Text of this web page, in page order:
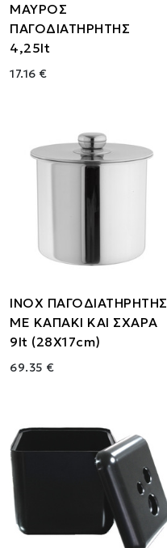
ΜΑΥΡΟΣ
ΠΑΓΟΔΙΑΤΗΡΗΤΗΣ
4,25lt
17.16 €
ΙΝΟΧ ΠΑΓΟΔΙΑΤΗΡΗΤΗΣ
ΜΕ ΚΑΠΑΚΙ ΚΑΙ ΣΧΑΡΑ
9lt (28Χ17cm)
69.35 €